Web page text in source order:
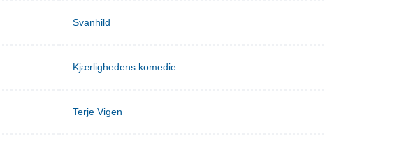
Svanhild
Kjærlighedens komedie
Terje Vigen